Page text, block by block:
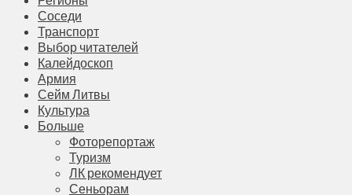
Соседи
Транспорт
Выбор читателей
Калейдоскоп
Армия
Сейм Литвы
Культура
Больше
Фоторепортаж
Туризм
ЛК рекомендует
Сеньорам